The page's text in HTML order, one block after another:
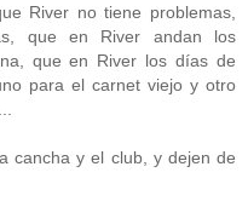
River no tiene problemas,
que en River andan los
que en River los días de
para el carnet viejo y otro
cancha y el club, y dejen de